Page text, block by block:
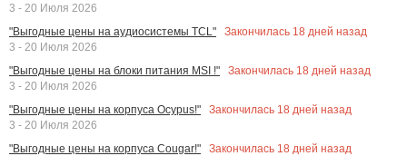
3 - 20 Июля 2026
"Выгодные цены на аудиосистемы TCL"
Закончилась 18 дней назад
3 - 20 Июля 2026
"Выгодные цены на блоки питания MSI !"
Закончилась 18 дней назад
3 - 20 Июля 2026
"Выгодные цены на корпуса Ocypus!"
Закончилась 18 дней назад
3 - 20 Июля 2026
"Выгодные цены на корпуса Cougar!"
Закончилась 18 дней назад